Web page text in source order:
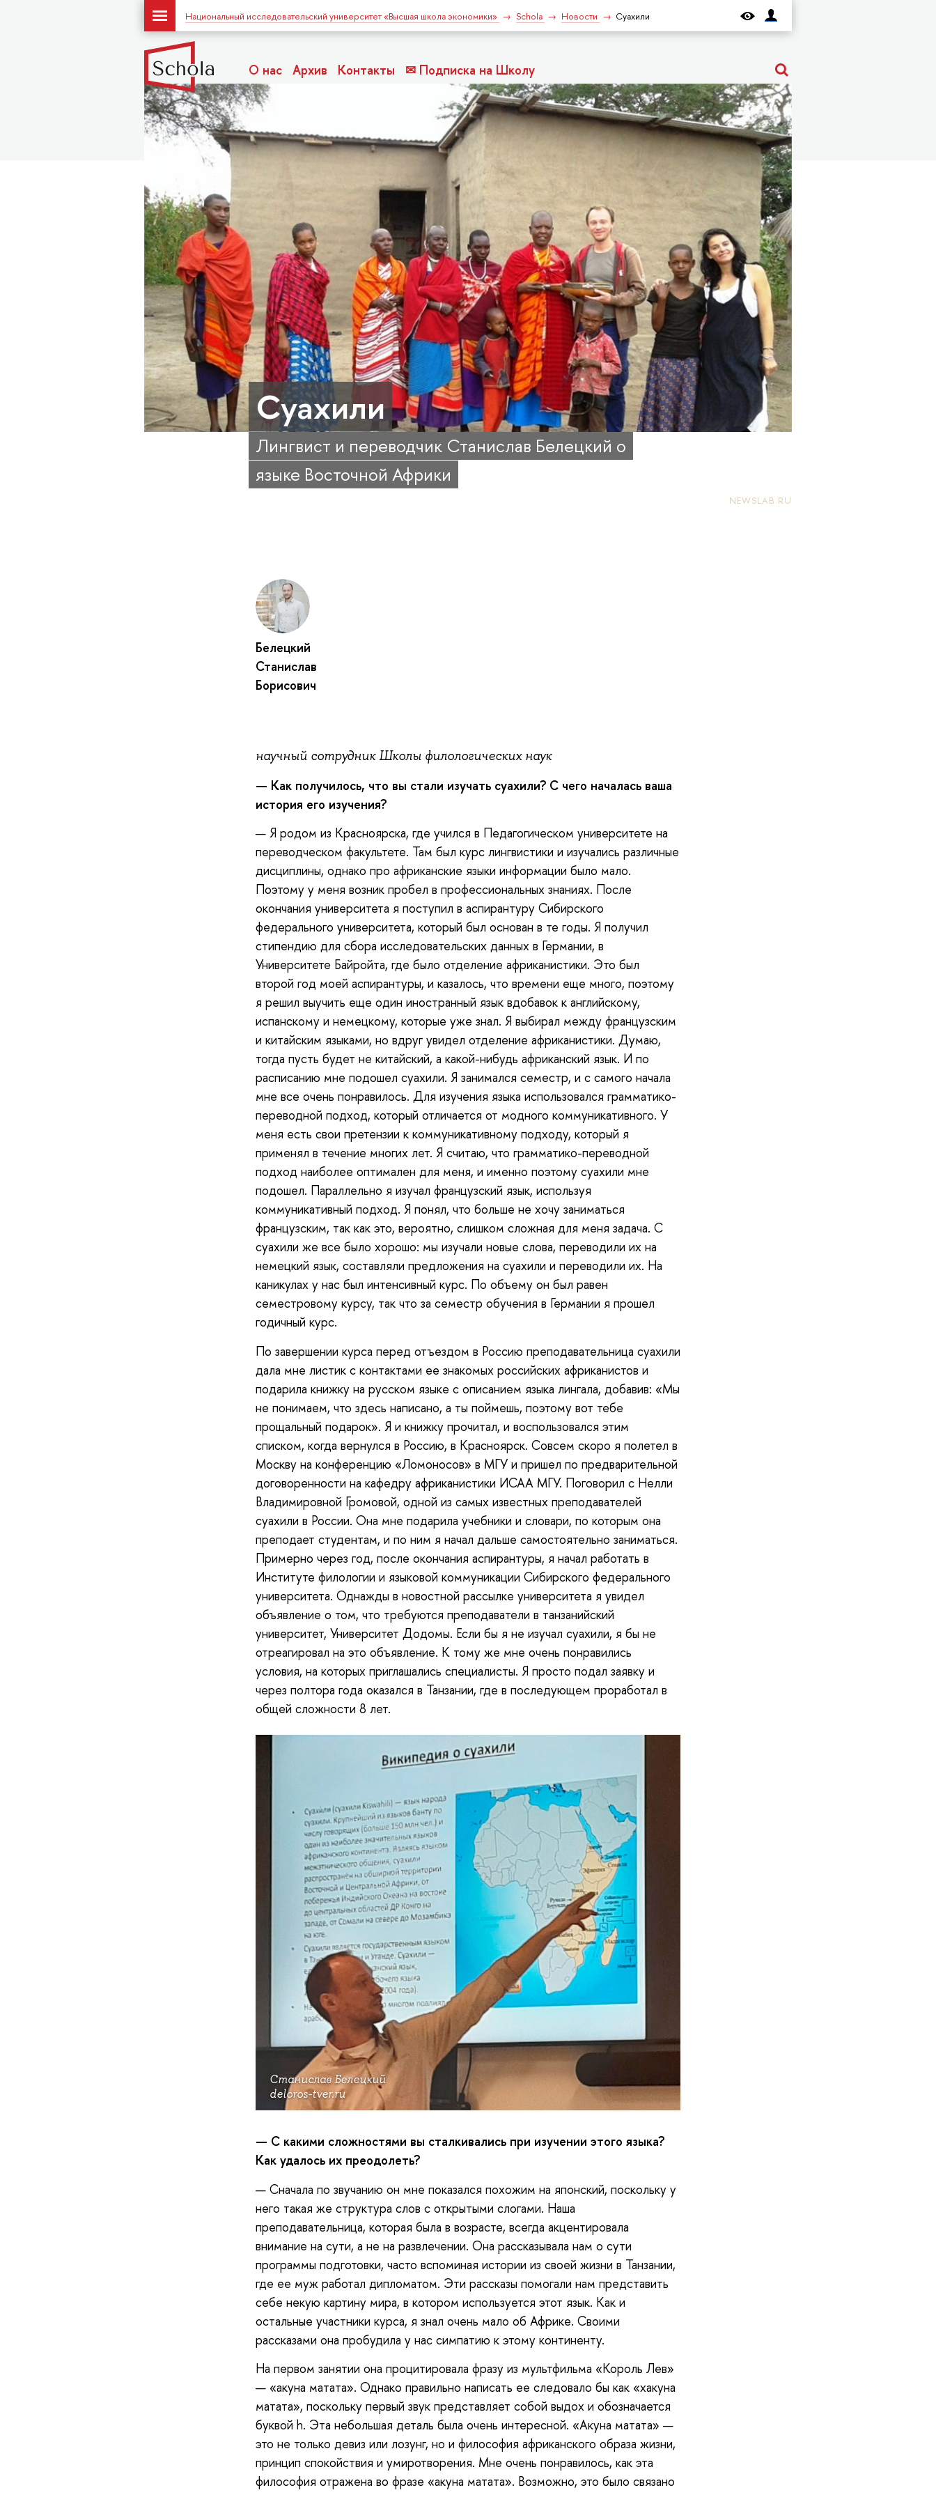
Национальный исследовательский университет «Высшая школа экономики» Schola Новости Суахили
О нас Архив Контакты ✉ Подписка на Школу
Суахили
Лингвист и переводчик Станислав Белецкий о
языке Восточной Африки
NEWSLAB.RU
Белецкий
Станислав
Борисович
научный сотрудник Школы филологических наук
— Как получилось, что вы стали изучать суахили? С чего началась ваша
история его изучения?
— Я родом из Красноярска, где учился в Педагогическом университете на
переводческом факультете. Там был курс лингвистики и изучались различные
дисциплины, однако про африканские языки информации было мало.
Поэтому у меня возник пробел в профессиональных знаниях. После
окончания университета я поступил в аспирантуру Сибирского
федерального университета, который был основан в те годы. Я получил
стипендию для сбора исследовательских данных в Германии, в
Университете Байройта, где было отделение африканистики. Это был
второй год моей аспирантуры, и казалось, что времени еще много, поэтому
я решил выучить еще один иностранный язык вдобавок к английскому,
испанскому и немецкому, которые уже знал. Я выбирал между французским
и китайским языками, но вдруг увидел отделение африканистики. Думаю,
тогда пусть будет не китайский, а какой-нибудь африканский язык. И по
расписанию мне подошел суахили. Я занимался семестр, и с самого начала
мне все очень понравилось. Для изучения языка использовался грамматико-
переводной подход, который отличается от модного коммуникативного. У
меня есть свои претензии к коммуникативному подходу, который я
применял в течение многих лет. Я считаю, что грамматико-переводной
подход наиболее оптимален для меня, и именно поэтому суахили мне
подошел. Параллельно я изучал французский язык, используя
коммуникативный подход. Я понял, что больше не хочу заниматься
французским, так как это, вероятно, слишком сложная для меня задача. С
суахили же все было хорошо: мы изучали новые слова, переводили их на
немецкий язык, составляли предложения на суахили и переводили их. На
каникулах у нас был интенсивный курс. По объему он был равен
семестровому курсу, так что за семестр обучения в Германии я прошел
годичный курс.
По завершении курса перед отъездом в Россию преподавательница суахили
дала мне листик с контактами ее знакомых российских африканистов и
подарила книжку на русском языке с описанием языка лингала, добавив: «Мы
не понимаем, что здесь написано, а ты поймешь, поэтому вот тебе
прощальный подарок». Я и книжку прочитал, и воспользовался этим
списком, когда вернулся в Россию, в Красноярск. Совсем скоро я полетел в
Москву на конференцию «Ломоносов» в МГУ и пришел по предварительной
договоренности на кафедру африканистики ИСАА МГУ. Поговорил с Нелли
Владимировной Громовой, одной из самых известных преподавателей
суахили в России. Она мне подарила учебники и словари, по которым она
преподает студентам, и по ним я начал дальше самостоятельно заниматься.
Примерно через год, после окончания аспирантуры, я начал работать в
Институте филологии и языковой коммуникации Сибирского федерального
университета. Однажды в новостной рассылке университета я увидел
объявление о том, что требуются преподаватели в танзанийский
университет, Университет Додомы. Если бы я не изучал суахили, я бы не
отреагировал на это объявление. К тому же мне очень понравились
условия, на которых приглашались специалисты. Я просто подал заявку и
через полтора года оказался в Танзании, где в последующем проработал в
общей сложности 8 лет.
Станислав Белецкий
deloros-tver.ru
— С какими сложностями вы сталкивались при изучении этого языка?
Как удалось их преодолеть?
— Сначала по звучанию он мне показался похожим на японский, поскольку у
него такая же структура слов с открытыми слогами. Наша
преподавательница, которая была в возрасте, всегда акцентировала
внимание на сути, а не на развлечении. Она рассказывала нам о сути
программы подготовки, часто вспоминая истории из своей жизни в Танзании,
где ее муж работал дипломатом. Эти рассказы помогали нам представить
себе некую картину мира, в котором используется этот язык. Как и
остальные участники курса, я знал очень мало об Африке. Своими
рассказами она пробудила у нас симпатию к этому континенту.
На первом занятии она процитировала фразу из мультфильма «Король Лев»
— «акуна матата». Однако правильно написать ее следовало бы как «хакуна
матата», поскольку первый звук представляет собой выдох и обозначается
буквой h. Эта небольшая деталь была очень интересной. «Акуна матата» —
это не только девиз или лозунг, но и философия африканского образа жизни,
принцип спокойствия и умиротворения. Мне очень понравилось, как эта
философия отражена во фразе «акуна матата». Возможно, это было связано